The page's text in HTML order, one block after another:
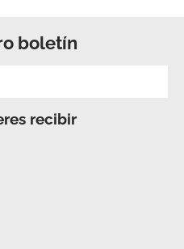
boletín
recibir